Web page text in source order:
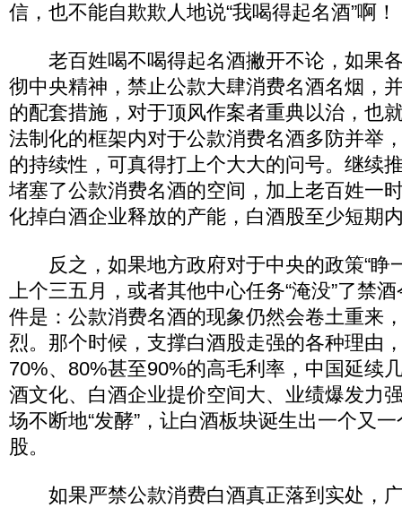
信，也不能自欺欺人地说“我喝得起名酒”啊！
老百姓喝不喝得起名酒撇开不论，如果
彻中央精神，禁止公款大肆消费名酒名烟，
的配套措施，对于顶风作案者重典以治，也
法制化的框架内对于公款消费名酒多防并举
的持续性，可真得打上个大大的问号。继续
堵塞了公款消费名酒的空间，加上老百姓一
化掉白酒企业释放的产能，白酒股至少短期
反之，如果地方政府对于中央的政策“睁
上个三五月，或者其他中心任务“淹没”了禁
件是：公款消费名酒的现象仍然会卷土重来
烈。那个时候，支撑白酒股走强的各种理由
70%、80%甚至90%的高毛利率，中国延续
酒文化、白酒企业提价空间大、业绩爆发力
场不断地“发酵”，让白酒板块诞生出一个又
股。
如果严禁公款消费白酒真正落到实处，